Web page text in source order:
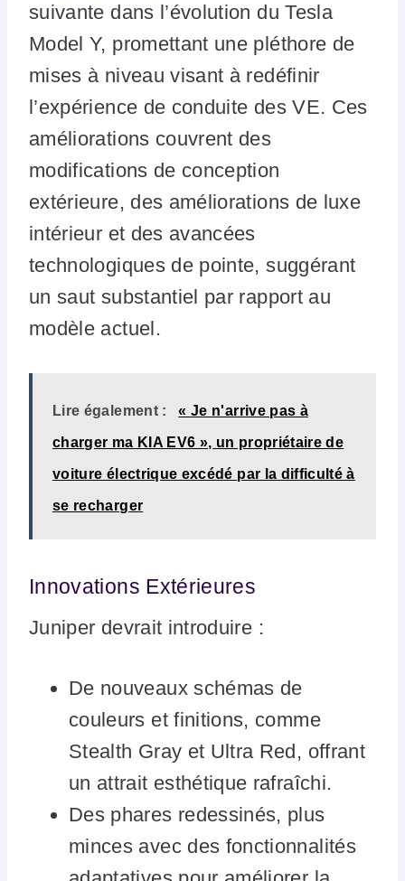
suivante dans l’évolution du Tesla
Model Y, promettant une pléthore de
mises à niveau visant à redéfinir
l’expérience de conduite des VE. Ces
améliorations couvrent des
modifications de conception
extérieure, des améliorations de luxe
intérieur et des avancées
technologiques de pointe, suggérant
un saut substantiel par rapport au
modèle actuel.
Lire également : « Je n'arrive pas à
charger ma KIA EV6 », un propriétaire de
voiture électrique excédé par la difficulté à
se recharger
Innovations Extérieures
Juniper devrait introduire :
De nouveaux schémas de
couleurs et finitions, comme
Stealth Gray et Ultra Red, offrant
un attrait esthétique rafraîchi.
Des phares redessinés, plus
minces avec des fonctionnalités